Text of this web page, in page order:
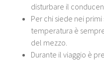
disturbare il
Per chi siede nei
temperatura è
del mezzo.
Durante il viaggio è